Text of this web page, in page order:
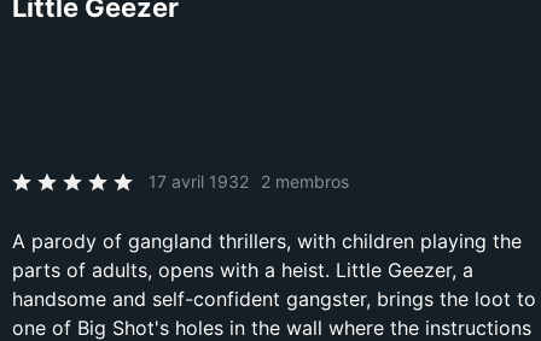
Little Geezer
17 avril 1932 2 membros
A parody of gangland thrillers, with children playing the
parts of adults, opens with a heist. Little Geezer, a
handsome and self-confident gangster, brings the loot to
one of Big Shot's holes in the wall where the instructions